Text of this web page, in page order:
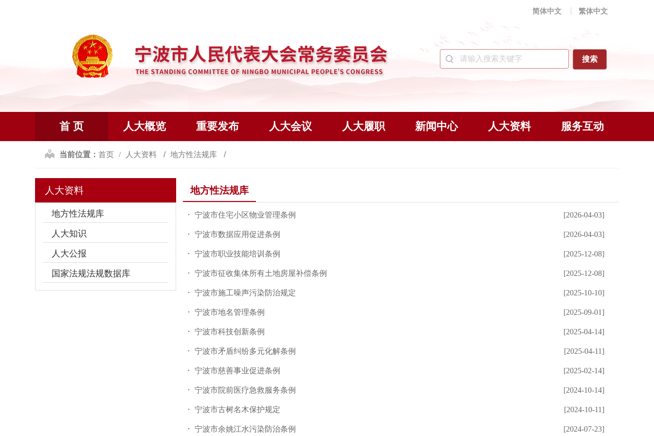
简体中文 繁体中文
首 页 人大概览 重要发布 人大会议 人大履职 新闻中心 人大资料 服务互动
当前位置： 首页 人大资料 地方性法规库
人大资料
地方性法规库
人大知识
人大公报
国家法规法规数据库
地方性法规库
宁波市住宅小区物业管理条例 [2026-04-03]
宁波市数据应用促进条例 [2026-04-03]
宁波市职业技能培训条例 [2025-12-08]
宁波市征收集体所有土地房屋补偿条例 [2025-12-08]
宁波市施工噪声污染防治规定 [2025-10-10]
宁波市地名管理条例 [2025-09-01]
宁波市科技创新条例 [2025-04-14]
宁波市矛盾纠纷多元化解条例 [2025-04-11]
宁波市慈善事业促进条例 [2025-02-14]
宁波市院前医疗急救服务条例 [2024-10-14]
宁波市古树名木保护规定 [2024-10-11]
宁波市余姚江水污染防治条例 [2024-07-23]